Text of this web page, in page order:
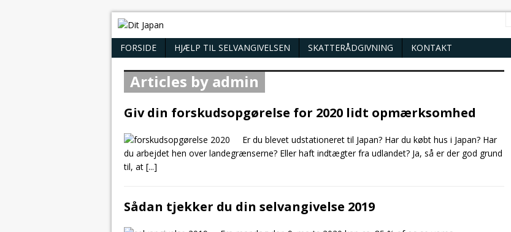
FORSIDE HJÆLP TIL SELVANGIVELSEN SKATTERÅDGIVNING KONTAKT
Articles by admin
Giv din forskudsopgørelse for 2020 lidt opmærksomhed
Er du blevet udstationeret til Japan? Har du købt hus i Japan? Har
du arbejdet hen over landegrænserne? Eller haft indtægter fra udlandet? Ja, så er der god grund
til, at [...]
Sådan tjekker du din selvangivelse 2019